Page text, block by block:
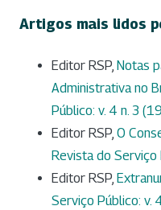
Artigos mais lidos
Editor RSP, Notas
Administrativa no
Público: v. 4 n. 3
Editor RSP, O
Revista do Serviço
Editor RSP,
Serviço Público: v.